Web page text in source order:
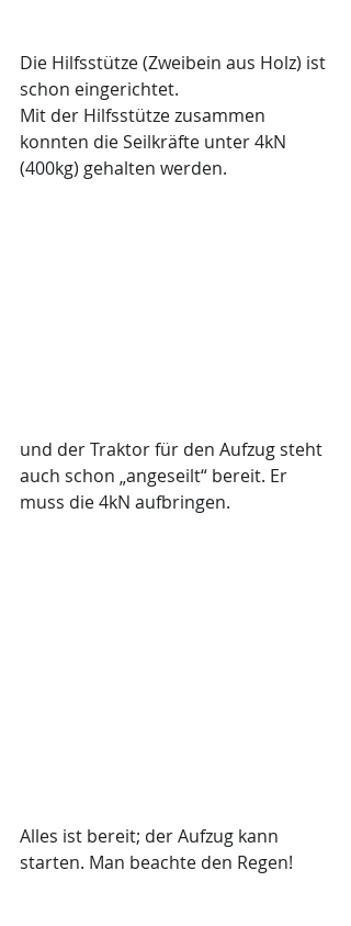
Die Hilfsstütze (Zweibein aus Holz) ist
schon eingerichtet.
Mit der Hilfsstütze zusammen
konnten die Seilkräfte unter 4kN
(400kg) gehalten werden.
und der Traktor für den Aufzug steht
auch schon „angeseilt“ bereit. Er
muss die 4kN aufbringen.
Alles ist bereit; der Aufzug kann
starten. Man beachte den Regen!